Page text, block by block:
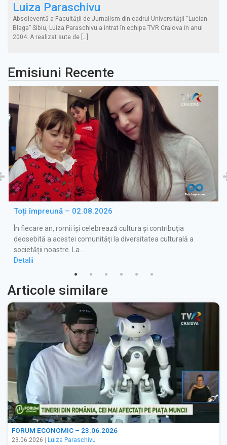
Luiza Paraschivu
Absoleventă a Facultății de Jurnalism din cadrul Universității “Lucian
Blaga” Sibiu, Luiza Paraschivu a intrat în echipa TVR Craiova în anul
2004. A realizat sute de […]
Emisiuni Recente
Toți împreună – 02.08.2026
În fiecare an, romii își celebrează cultura și contribuția
deosebită a acestei comunități la diversitatea culturală a
societății noastre. La…
Detalii
Articole similare
FORUM ECONOMIC – 23.06.2026
23.06.2026 | Luiza Paraschivu